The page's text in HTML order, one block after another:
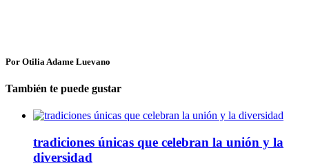
Por Otilia Adame Luevano
También te puede gustar
tradiciones únicas que celebran la unión y la
diversidad